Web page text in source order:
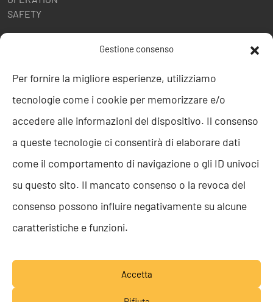
Gestione consenso
Per fornire la migliore esperienze, utilizziamo
tecnologie come i cookie per memorizzare e/o
accedere alle informazioni del dispositivo. Il consenso
a queste tecnologie ci consentirà di elaborare dati
come il comportamento di navigazione o gli ID univoci
su questo sito. Il mancato consenso o la revoca del
consenso possono influire negativamente su alcune
caratteristiche e funzioni.
Accetta
SAFETY
POLITICHE AZIENDALI
ISO 9001
ISO 27001
Codice etico
Segnalazione Whistleblowing
Politica per la Parità di Genere
Politica per la sicurezza delle informazioni
TEAM RESOLVE